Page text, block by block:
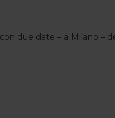
due date – a Milano –